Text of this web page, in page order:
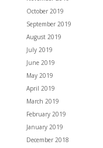
October 2019
September 2019
August 2019
July 2019
June 2019
May 2019
April 2019
March 2019
February 2019
January 2019
December 2018